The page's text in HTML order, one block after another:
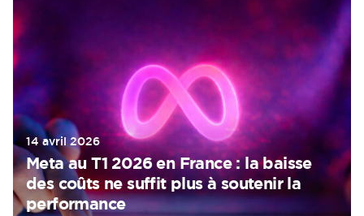
14 avril 2026
Meta au T1 2026 en France : la baisse
des coûts ne suffit plus à soutenir la
performance